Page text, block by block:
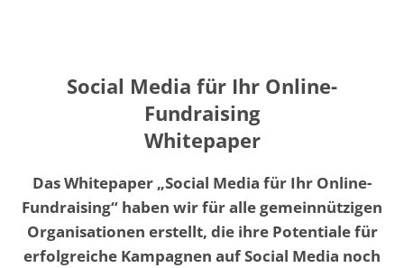
Social Media für Ihr Online-
Fundraising
Whitepaper
Das Whitepaper „Social Media für Ihr Online-
Fundraising“ haben wir für alle gemeinnützigen
Organisationen erstellt, die ihre Potentiale für
erfolgreiche Kampagnen auf Social Media noch